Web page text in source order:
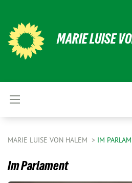
MARIE LUISE
MARIE LUISE VON HALEM IM
Im Parlament